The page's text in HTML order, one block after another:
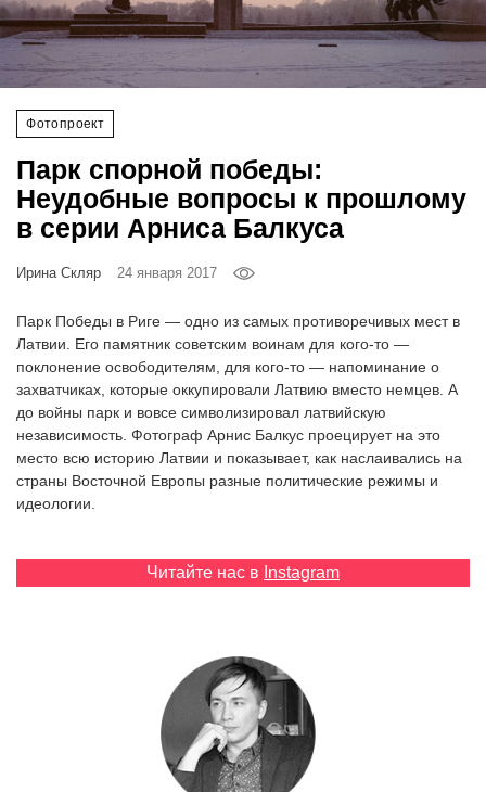
EN
UA
Фотопроект
Парк спорной победы:
Неудобные вопросы к прошлому
в серии Арниса Балкуса
Ирина Скляр 24 января 2017
Парк Победы в Риге — одно из самых противоречивых мест в
Латвии. Его памятник советским воинам для кого-то —
поклонение освободителям, для кого-то — напоминание о
захватчиках, которые оккупировали Латвию вместо немцев. А
до войны парк и вовсе символизировал латвийскую
независимость. Фотограф Арнис Балкус проецирует на это
место всю историю Латвии и показывает, как наслаивались на
страны Восточной Европы разные политические режимы и
идеологии.
Читайте нас в Instagram